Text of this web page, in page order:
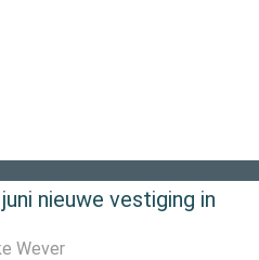
nieuwe vestiging in
Wever